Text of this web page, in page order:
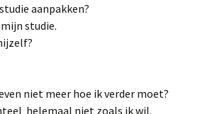
aanpakken?
studie.
niet meer hoe ik verder moet?
helemaal niet zoals ik wil.